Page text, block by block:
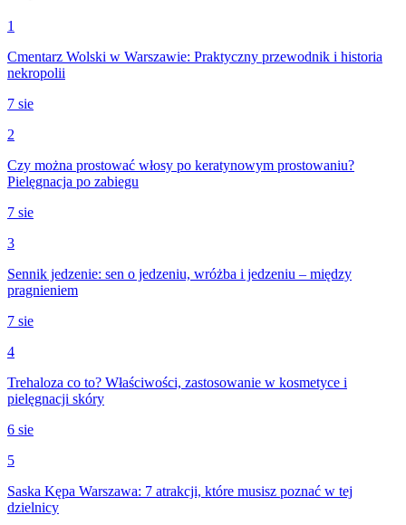
1
Cmentarz Wolski w Warszawie: Praktyczny przewodnik i historia
nekropolii
7 sie
2
Czy można prostować włosy po keratynowym prostowaniu?
Pielęgnacja po zabiegu
7 sie
3
Sennik jedzenie: sen o jedzeniu, wróżba i jedzeniu – między
pragnieniem
7 sie
4
Trehaloza co to? Właściwości, zastosowanie w kosmetyce i
pielęgnacji skóry
6 sie
5
Saska Kępa Warszawa: 7 atrakcji, które musisz poznać w tej
dzielnicy